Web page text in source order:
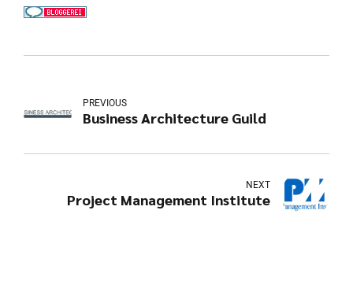
PREVIOUS
Business Architecture Guild
NEXT
Project Management Institute